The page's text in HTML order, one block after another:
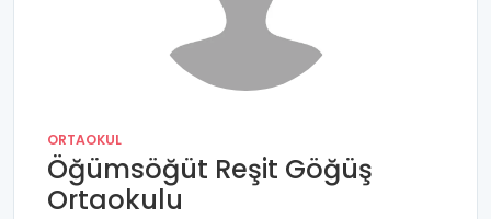
ORTAOKUL
Öğümsöğüt Reşit Göğüş
Ortaokulu